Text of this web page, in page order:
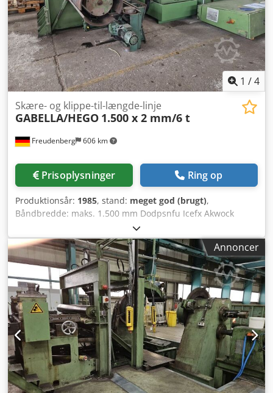
1 /4
Freudenberg 606 km
Skære- og klippe-til-længde-linje
GABELLA/HEGO 1.500 x 2 mm/6 t
Prisoplysninger Ring op
Produktionsår: 1985, stand: meget god (brugt),
Båndbredde: maks. 1.500 mm Dodpsnfu Icefx Akwock
Båndtykkelse: 0,3 - 2 mm Coilvægt: 6 t Dorn-Ø: 508 mm
Antal snit: maks. 9
Annoncer